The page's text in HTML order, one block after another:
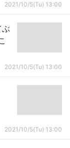
2021/10/5(Tu) 13:00
ぶ
2021/10/5(Tu) 13:00
2021/10/5(Tu) 13:00